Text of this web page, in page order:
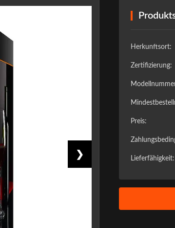
❯
Herkunftsort:
Zertifizierung:
Preis:
Lieferfähigkeit: